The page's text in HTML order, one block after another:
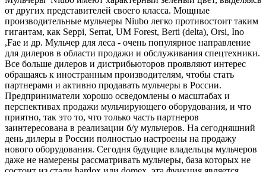
от других представителей своего класса. Мощные
производительные мульчеры Niubo легко противостоит таким
гигантам, как Seppi, Serrat, UM Forest, Berti (delta), Orsi, Ino
,Fae и др. Мульчер для леса - очень популярное направление
для дилеров в области продажи и обслуживания спецтехники.
Все больше дилеров и дистрибьюторов проявляют интерес
обращаясь к иностранным производителям, чтобы стать
партнерами и активно продавать мульчеры в России.
Предприниматели хорошо осведомлены о масштабах и
перспективах продажи мульчирующего оборудования, и что
приятно, так это то, что только часть партнеров
заинтересована в реализации б/у мульчеров. На сегодняшний
день дилеры в России полностью настроены на продажу
нового оборудования. Сегодня будущие владельцы мульчеров
даже не намерены рассматривать мульчеры, база которых не